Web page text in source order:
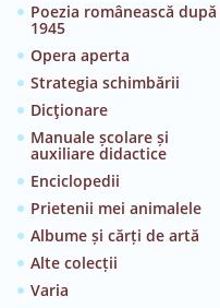
Poezia românească după
1945
Opera aperta
Strategia schimbării
Dicţionare
Manuale școlare și
auxiliare didactice
Enciclopedii
Prietenii mei animalele
Albume și cărți de artă
Alte colecții
Varia